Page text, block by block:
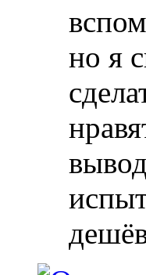
но я